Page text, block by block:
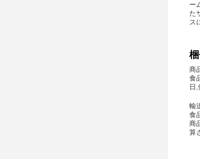
ー
た
ス
商
食
日
輸
食
商
算